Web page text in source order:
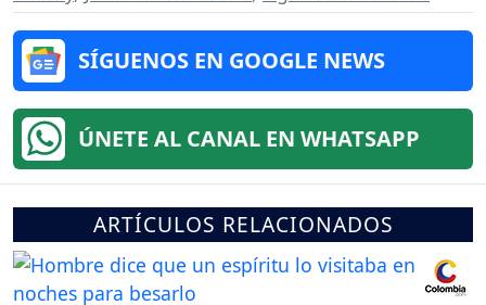
SÍGUENOS EN GOOGLE NEWS
ÚNETE AL CANAL EN WHATSAPP
ARTÍCULOS RELACIONADOS